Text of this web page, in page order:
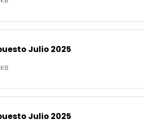
Julio 2025
Julio 2025